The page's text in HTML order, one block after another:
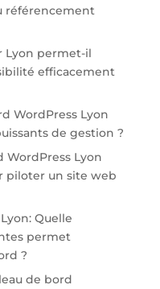
référencement
Lyon permet-il
efficacement
WordPress Lyon
de gestion ?
WordPress Lyon
piloter un site web
Quelle
permet
?
de bord